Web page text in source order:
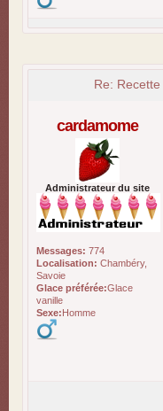
Re:
cardamome
Administrateur du site
Messages: 774
Localisation: Chambéry,
Savoie
Glace préférée:Glace
vanille
Sexe:Homme